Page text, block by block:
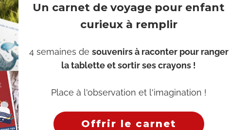
Un carnet de voyage pour enfant
curieux à remplir
4 semaines de souvenirs à raconter pour ranger
la tablette et sortir ses crayons !
Place à l'observation et l'imagination !
Offrir le carnet